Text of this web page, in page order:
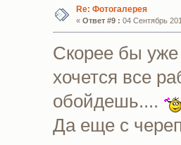
Re: Фотогалерея
« Ответ #9 : 04 Сентябрь
Скорее бы уже
хочется все
обойдешь....
Да еще с